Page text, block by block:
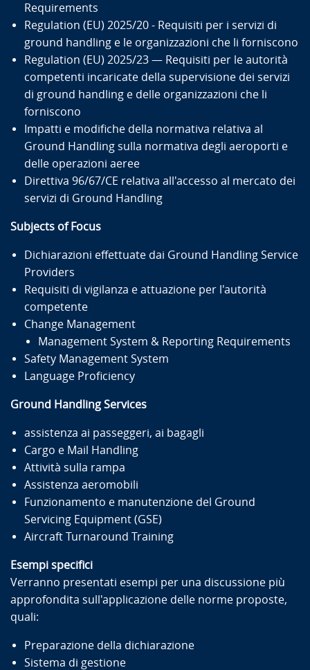
Requirements
Regulation (EU) 2025/20 - Requisiti per i servizi di
ground handling e le organizzazioni che li forniscono
Regulation (EU) 2025/23 — Requisiti per le autorità
competenti incaricate della supervisione dei servizi
di ground handling e delle organizzazioni che li
forniscono
Impatti e modifiche della normativa relativa al
Ground Handling sulla normativa degli aeroporti e
delle operazioni aeree
Direttiva 96/67/CE relativa all'accesso al mercato dei
servizi di Ground Handling
Subjects of Focus
Dichiarazioni effettuate dai Ground Handling Service
Providers
Requisiti di vigilanza e attuazione per l'autorità
competente
Change Management
Management System & Reporting Requirements
Safety Management System
Language Proficiency
Ground Handling Services
assistenza ai passeggeri, ai bagagli
Cargo e Mail Handling
Attività sulla rampa
Assistenza aeromobili
Funzionamento e manutenzione del Ground
Servicing Equipment (GSE)
Aircraft Turnaround Training
Esempi specifici
Verranno presentati esempi per una discussione più
approfondita sull'applicazione delle norme proposte,
quali:
Preparazione della dichiarazione
Sistema di gestione